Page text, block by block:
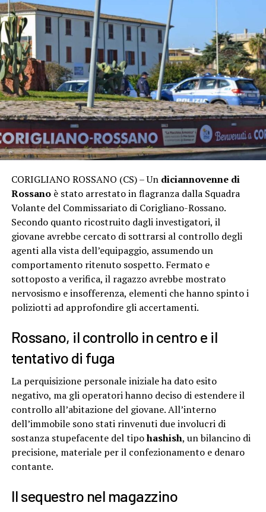
CORIGLIANO ROSSANO (CS) – Un diciannovenne di
Rossanoè stato arrestato in flagranza dalla Squadra
Volante del Commissariato di Corigliano-Rossano.
Secondo quanto ricostruito dagli investigatori, il
giovane avrebbe cercato di sottrarsi al controllo degli
agenti alla vista dell’equipaggio, assumendo un
comportamento ritenuto sospetto. Fermato e
sottoposto a verifica, il ragazzo avrebbe mostrato
nervosismo e insofferenza, elementi che hanno spinto i
poliziotti ad approfondire gli accertamenti.
Rossano, il controllo in centro e il
tentativo di fuga
La perquisizione personale iniziale ha dato esito
negativo, ma gli operatori hanno deciso di estendere il
controllo all’abitazione del giovane. All’interno
dell’immobile sono stati rinvenuti due involucri di
sostanza stupefacente del tipohashish, un bilancino di
precisione, materiale per il confezionamento e denaro
contante.
Il sequestro nel magazzino